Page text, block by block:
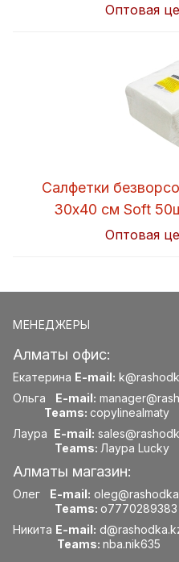
Оптовая
Салфетки
30x40 см Soft
Оптовая
МЕНЕДЖЕРЫ
Алматы офис:
Екатерина E-mail:
Ольга E-mail:
Teams: copylinealmaty
Лаура E-mail:
Teams: Лаура Lucky
Алматы магазин:
Олег E-mail:
Teams: o7770289383
Никита E-mail:
Teams: nba.nik635